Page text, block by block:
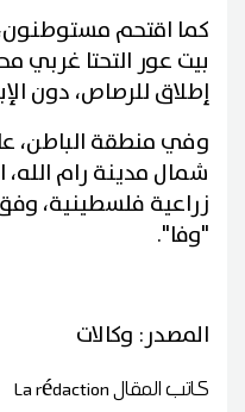
كما اقتحم مستوطنون،
بيت عور التحتا غربي
إطلاق للرصاص، دون
وفي منطقة الباطن،
شمال مدينة رام
زراعية فلسطينية، وفق
"وفا".
المصدر: وكالات
كاتب المقالLa rédaction